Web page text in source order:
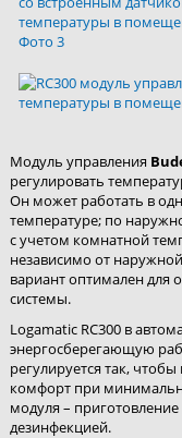
Модуль управления
регулировать
Он может работать в
температуре; по
с учетом комнатной
независимо от
вариант оптимален для
системы.
Logamatic RC300 в
энергосберегающую
регулируется так,
комфорт при
модуля –
дезинфекцией.